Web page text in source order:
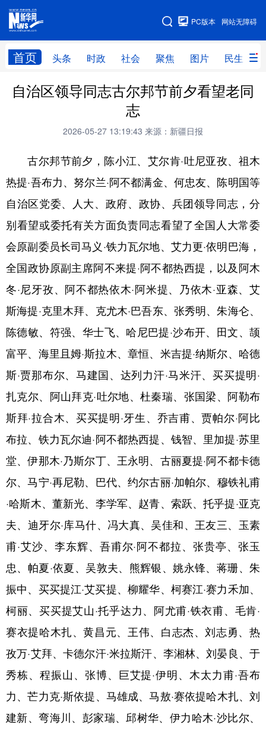
网站无障碍
PC版本
首页 头条 时政 社会 聚焦 图片 民生
网站地图
头条 时政 社会 聚焦
服务
云游新疆 云端悦读 云看书画 光影新疆
人事频道 融媒体联播 廉政频道 新华视角看新疆
地方频道
北京 天津 河北 山西
辽宁 吉林 上海 江苏
浙江 安徽 福建 江西
山东 河南 湖北 湖南
广东 广西 海南 重庆
陕西 甘肃 青海 宁夏
新疆 内蒙古 黑龙江
多语种频道
English Español Français عربى
Русский язык 日本語 한국어
自治区领导同志古尔邦节前夕看望老同
志
2026-05-27 13:19:43 来源：新疆日报
古尔邦节前夕，陈小江、艾尔肯·吐尼亚孜、祖木
热提·吾布力、努尔兰·阿不都满金、何忠友、陈明国等
自治区党委、人大、政府、政协、兵团领导同志，分
别看望或委托有关方面负责同志看望了全国人大常委
会原副委员长司马义·铁力瓦尔地、艾力更·依明巴海，
全国政协原副主席阿不来提·阿不都热西提，以及阿木
冬·尼牙孜、阿不都热依木·阿米提、乃依木·亚森、艾
斯海提·克里木拜、克尤木·巴吾东、张秀明、朱海仑、
陈德敏、符强、华士飞、哈尼巴提·沙布开、田文、颉
富平、海里且姆·斯拉木、章恒、米吉提·纳斯尔、哈德
斯·贾那布尔、马建国、达列力汗·马米汗、买买提明·
扎克尔、阿山拜克·吐尔地、杜秦瑞、张国梁、阿勒布
斯拜·拉合木、买买提明·牙生、乔吉甫、贾帕尔·阿比
布拉、铁力瓦尔迪·阿不都热西提、钱智、里加提·苏里
堂、伊那木·乃斯尔丁、王永明、古丽夏提·阿不都卡德
尔、马宁·再尼勒、巴代、约尔古丽·加帕尔、穆铁礼甫
·哈斯木、董新光、李学军、赵青、索跃、托乎提·亚克
夫、迪牙尔·库马什、冯大真、吴佳和、王友三、玉素
甫·艾沙、李东辉、吾甫尔·阿不都拉、张贵亭、张玉
忠、帕夏·依夏、吴敦夫、熊辉银、姚永锋、蒋珊、朱
振中、买买提江·艾买提、柳耀华、柯赛江·赛力禾加、
柯丽、买买提艾山·托乎达力、阿尤甫·铁衣甫、毛肯·
赛衣提哈木扎、黄昌元、王伟、白志杰、刘志勇、热
孜万·艾拜、卡德尔汗·米拉斯汗、李湘林、刘晏良、于
秀栋、程振山、张博、巨艾提·伊明、木太力甫·吾布
力、芒力克·斯依提、马雄成、马敖·赛依提哈木扎、刘
建新、弯海川、彭家瑞、邱树华、伊力哈木·沙比尔、